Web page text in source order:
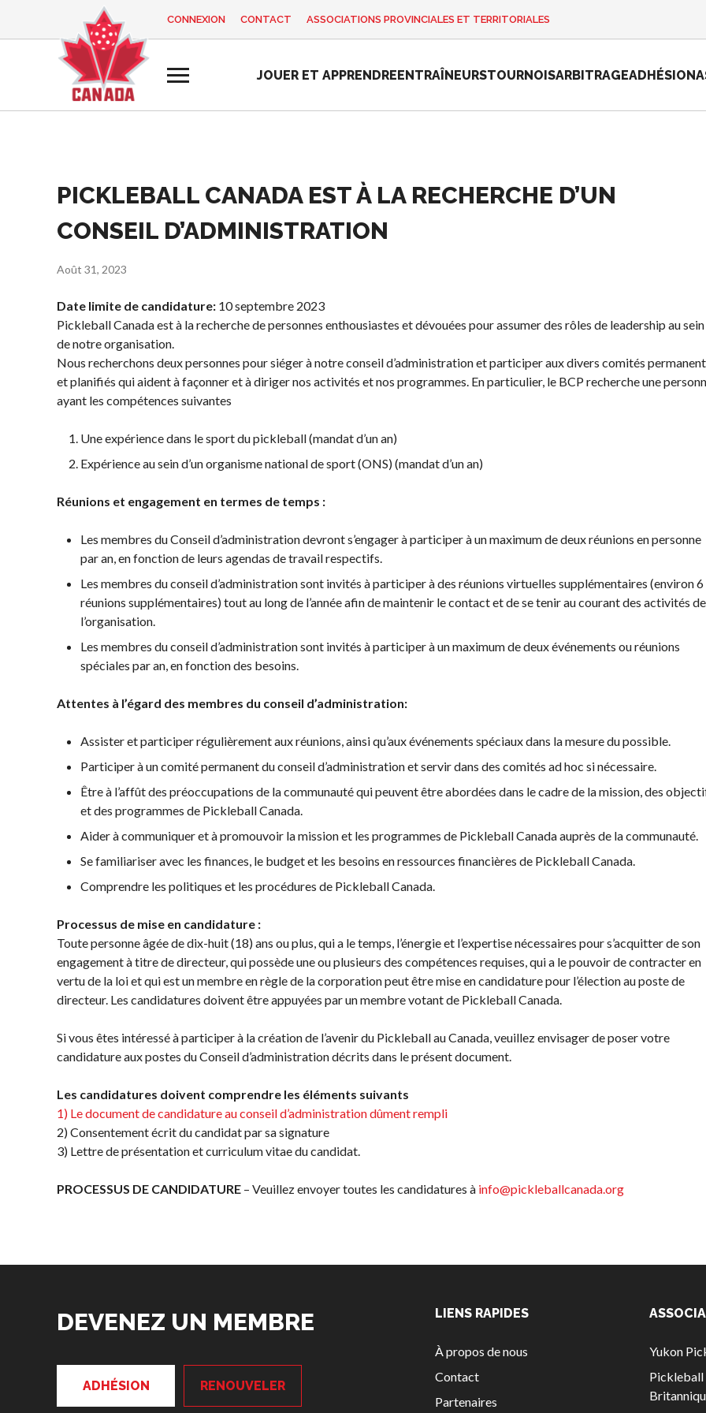
COMPTE
cherchez
Canada
alignements
Associations
provinciales et
territoriales de
pickleball
Conseil
Assemblées générales
annuelles
national de Pickleball
Règlements et
Politiques
Journée nationale du
Pickleball
PC Scoop
Contact
Championnats
National Myoflex®
HearingLife
L’album photo du
Championnat
Pickleball Canada
2024 présenté par
Pickleball
Roulant
Pickleball
Développement
à long terme du
joueur
Règles
pickleball
Endroits où
États-Unis
Recherche de
clubs
Programme de
entraîneurs
Championnat
des
événements
tournoi
Raquettes et
Pickleball Brackets –
Fournisseur de
niveaux de
compétence
Informations
Avantages pour
les membres
Adhésion –
Questions
fréquentes
l’adhésion
membres
Programme
d’assurance
de Pickleball
Questions
fréquentes
l’assurance
Qui est assuré
matière
Compléments
d’assurance
Semaine de
des bénévoles
Nouvelles
Boutique
CONNEXION CONTACT ASSOCIATIONS PROVINCIALES ET TERRITORIALES
JOUER ET APPRENDREENTRAÎNEURSTOURNOISARBITRAGEADHÉSION
PICKLEBALL CANADA EST À LA RECHERCHE D’UN
CONSEIL D’ADMINISTRATION
Août 31, 2023
Date limite de candidature: 10 septembre 2023
Pickleball Canada est à la recherche de personnes enthousiastes et dévouées pour assumer des rôles de leadership au sein
de notre organisation.
Nous recherchons deux personnes pour siéger à notre conseil d’administration et participer aux divers comités
et planifiés qui aident à façonner et à diriger nos activités et nos programmes. En particulier, le BCP recherche une
ayant les compétences suivantes
Une expérience dans le sport du pickleball (mandat d’un an)
Expérience au sein d’un organisme national de sport (ONS) (mandat d’un an)
Réunions et engagement en termes de temps :
Les membres du Conseil d’administration devront s’engager à participer à un maximum de deux réunions en personne
par an, en fonction de leurs agendas de travail respectifs.
Les membres du conseil d’administration sont invités à participer à des réunions virtuelles supplémentaires (environ 6
réunions supplémentaires) tout au long de l’année afin de maintenir le contact et de se tenir au courant des activités de
l’organisation.
Les membres du conseil d’administration sont invités à participer à un maximum de deux événements ou réunions
spéciales par an, en fonction des besoins.
Attentes à l’égard des membres du conseil d’administration:
Assister et participer régulièrement aux réunions, ainsi qu’aux événements spéciaux dans la mesure du possible.
Participer à un comité permanent du conseil d’administration et servir dans des comités ad hoc si nécessaire.
Être à l’affût des préoccupations de la communauté qui peuvent être abordées dans le cadre de la mission, des
et des programmes de Pickleball Canada.
Aider à communiquer et à promouvoir la mission et les programmes de Pickleball Canada auprès de la communauté.
Se familiariser avec les finances, le budget et les besoins en ressources financières de Pickleball Canada.
Comprendre les politiques et les procédures de Pickleball Canada.
Processus de mise en candidature :
Toute personne âgée de dix-huit (18) ans ou plus, qui a le temps, l’énergie et l’expertise nécessaires pour s’acquitter de son
engagement à titre de directeur, qui possède une ou plusieurs des compétences requises, qui a le pouvoir de contracter en
vertu de la loi et qui est un membre en règle de la corporation peut être mise en candidature pour l’élection au poste de
directeur. Les candidatures doivent être appuyées par un membre votant de Pickleball Canada.
Si vous êtes intéressé à participer à la création de l’avenir du Pickleball au Canada, veuillez envisager de poser votre
candidature aux postes du Conseil d’administration décrits dans le présent document.
Les candidatures doivent comprendre les éléments suivants
1) Le document de candidature au conseil d’administration dûment rempli
2) Consentement écrit du candidat par sa signature
3) Lettre de présentation et curriculum vitae du candidat.
PROCESSUS DE CANDIDATURE – Veuillez envoyer toutes les candidatures à info@pickleballcanada.org
DEVENEZ UN MEMBRE
ADHÉSION RENOUVELER
LIENS RAPIDES
À propos de nous
Contact
Partenaires
Yukon